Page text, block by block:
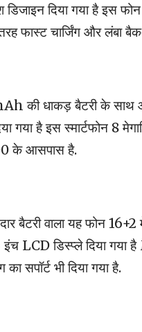
दिया गया है इस
फास्ट चार्जिंग और लंबा
की धाकड़ बैटरी के साथ
गया है इस स्मार्टफोन 8
के आसपास है.
वाला यह फोन 16+2
इंच LCD डिस्प्ले दिया
सपॉर्ट भी दिया गया है.